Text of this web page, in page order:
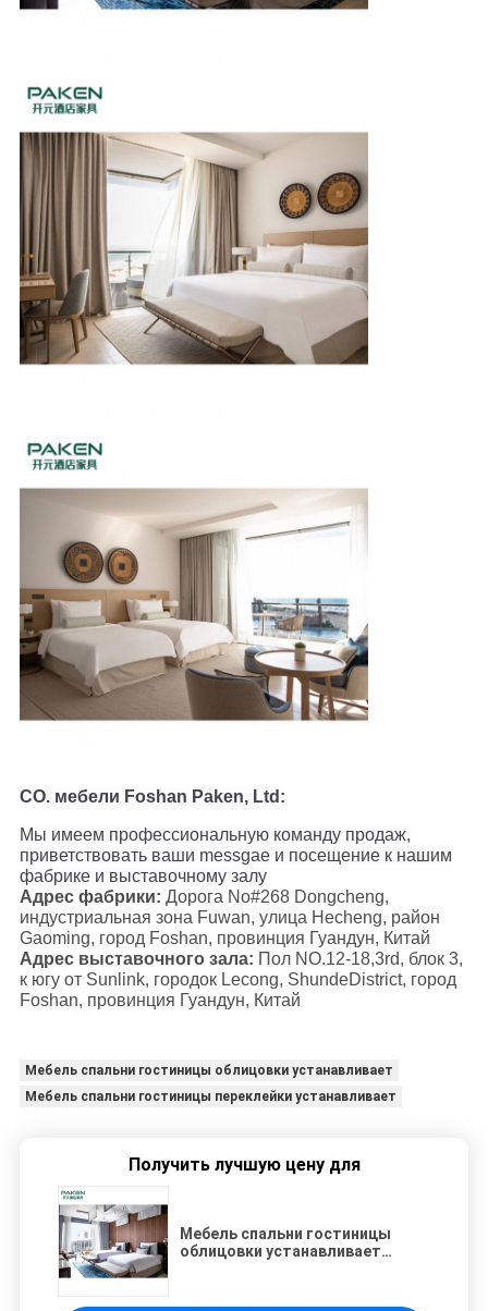
CO. мебели Foshan Paken, Ltd:
Мы имеем профессиональную команду продаж,
приветствовать ваши messgae и посещение к нашим
фабрике и выставочному залу
Адрес фабрики: Дорога No#268 Dongcheng,
индустриальная зона Fuwan, улица Hecheng, район
Gaoming, город Foshan, провинция Гуандун, Китай
Адрес выставочного зала: Пол NO.12-18,3rd, блок 3,
к югу от Sunlink, городок Lecong, ShundeDistrict, город
Foshan, провинция Гуандун, Китай
Мебель спальни гостиницы облицовки устанавливает
Мебель спальни гостиницы переклейки устанавливает
Получить лучшую цену для
Мебель спальни гостиницы
облицовки устанавливает